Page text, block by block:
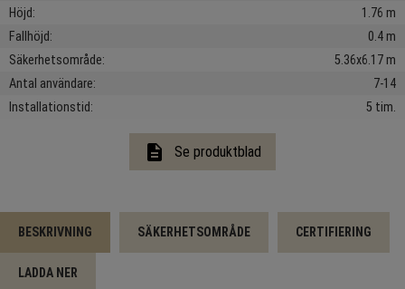
Höjd
1.76 m
Fallhöjd
0.4 m
Säkerhetsområde
5.36x6.17 m
Antal användare
7-14
Installationstid
5 tim.
description Se produktblad
BESKRIVNING SÄKERHETSOMRÅDE CERTIFIERING
LADDA NER